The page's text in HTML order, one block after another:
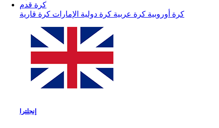
كرة قدم
كرة أوروبية كرة عربية كرة دولية الإمارات كرة قارية
إنجلترا